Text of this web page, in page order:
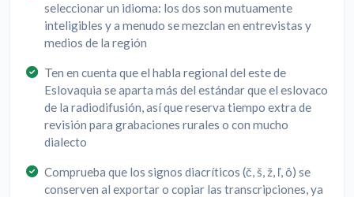
seleccionar un idioma: los dos son mutuamente
inteligibles y a menudo se mezclan en entrevistas y
medios de la región
Ten en cuenta que el habla regional del este de
Eslovaquia se aparta más del estándar que el eslovaco
de la radiodifusión, así que reserva tiempo extra de
revisión para grabaciones rurales o con mucho
dialecto
Comprueba que los signos diacríticos (č, š, ž, ľ, ô) se
conserven al exportar o copiar las transcripciones, ya